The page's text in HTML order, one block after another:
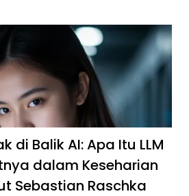
di Balik AI: Apa Itu LLM
dalam Keseharian
Sebastian Raschka